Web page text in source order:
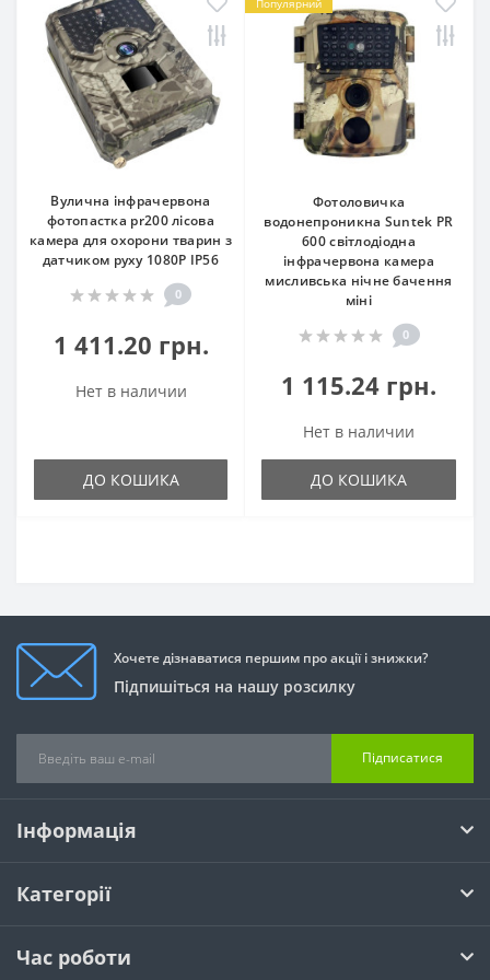
Вулична інфрачервона
фотопастка pr200 лісова
камера для охорони тварин з
датчиком руху 1080P IP56
0
1 411.20 грн.
Нет в наличии
ДО КОШИКА
Фотоловичка
водонепроникна Suntek PR
600 світлодіодна
інфрачервона камера
мисливська нічне бачення
міні
0
1 115.24 грн.
Нет в наличии
ДО КОШИКА
Хочете дізнаватися першим про акції і знижки?
Підпишіться на нашу розсилку
Підписатися
Інформація
Категорії
Час роботи